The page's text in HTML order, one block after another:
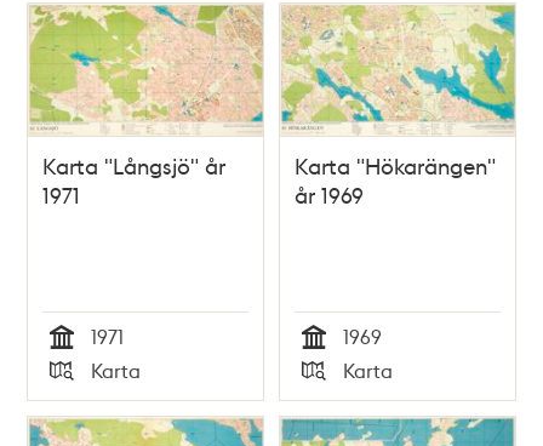
Karta "Långsjö" år
1971
Tid
1971
Typ
Karta
Karta "Hökarängen"
år 1969
Tid
1969
Typ
Karta